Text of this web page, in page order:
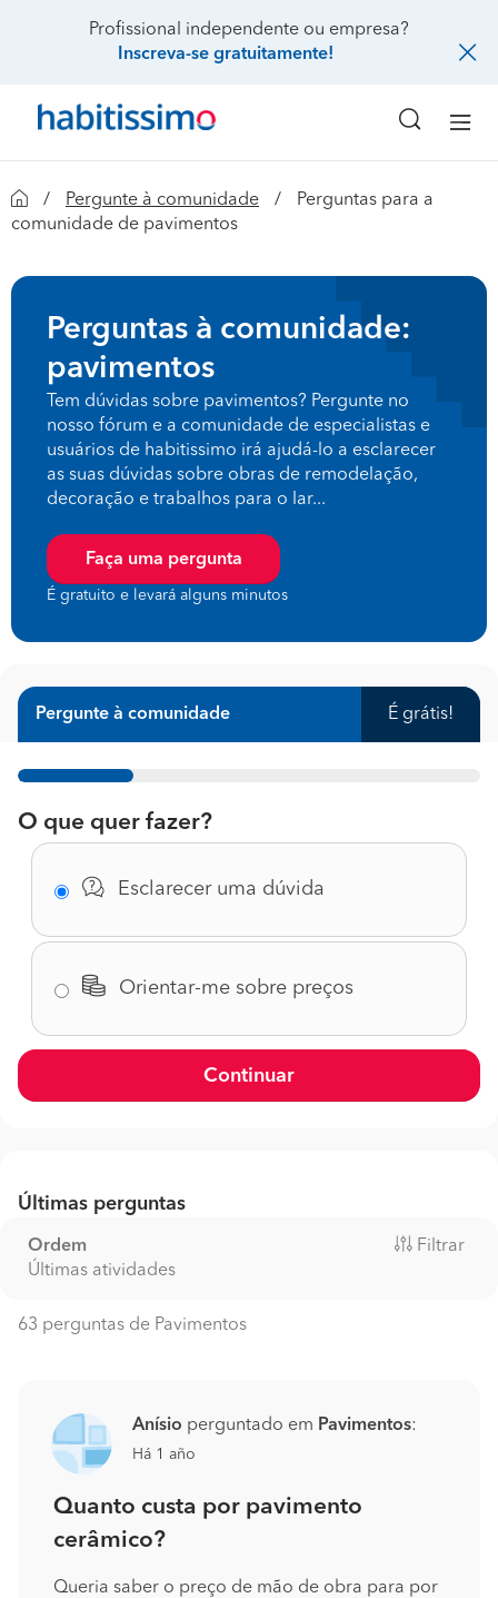
Profissional independente ou empresa?
Inscreva-se gratuitamente!
Pergunte à comunidade
Perguntas para a
comunidade de pavimentos
Perguntas à comunidade:
pavimentos
Tem dúvidas sobre pavimentos? Pergunte no
nosso fórum e a comunidade de especialistas e
usuários de habitissimo irá ajudá-lo a esclarecer
as suas dúvidas sobre obras de remodelação,
decoração e trabalhos para o lar...
Faça uma pergunta
É gratuito e levará alguns minutos
Pergunte à comunidade É grátis!
1%
O que quer fazer?
Esclarecer uma dúvida
Orientar-me sobre preços
Continuar
Últimas perguntas
Ordem
Últimas atividades
Filtrar
63 perguntas de Pavimentos
Anísio perguntado em Pavimentos:
Há 1 año
Quanto custa por pavimento
cerâmico?
Queria saber o preço de mão de obra para por